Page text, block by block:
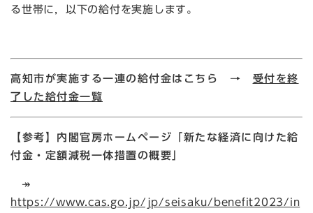
る世帯に，以下の給付を実施します。
高知市が実施する一連の給付金はこちら → 受付を終
了した給付金一覧
【参考】内閣官房ホームページ「新たな経済に向けた給
付金・定額減税一体措置の概要」​
↠
https://www.cas.go.jp/jp/seisaku/benefit2023/in